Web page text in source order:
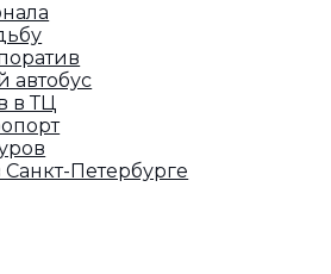
автобус
в ТЦ
Петербурге